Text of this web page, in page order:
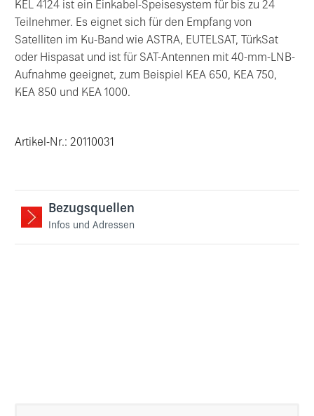
KEL 4124 ist ein Einkabel-Speisesystem für bis zu 24
Teilnehmer. Es eignet sich für den Empfang von
Satelliten im Ku-Band wie ASTRA, EUTELSAT, TürkSat
oder Hispasat und ist für SAT-Antennen mit 40-mm-LNB-
Aufnahme geeignet, zum Beispiel KEA 650, KEA 750,
KEA 850 und KEA 1000.
Artikel-Nr.: 20110031
Bezugsquellen
Infos und Adressen